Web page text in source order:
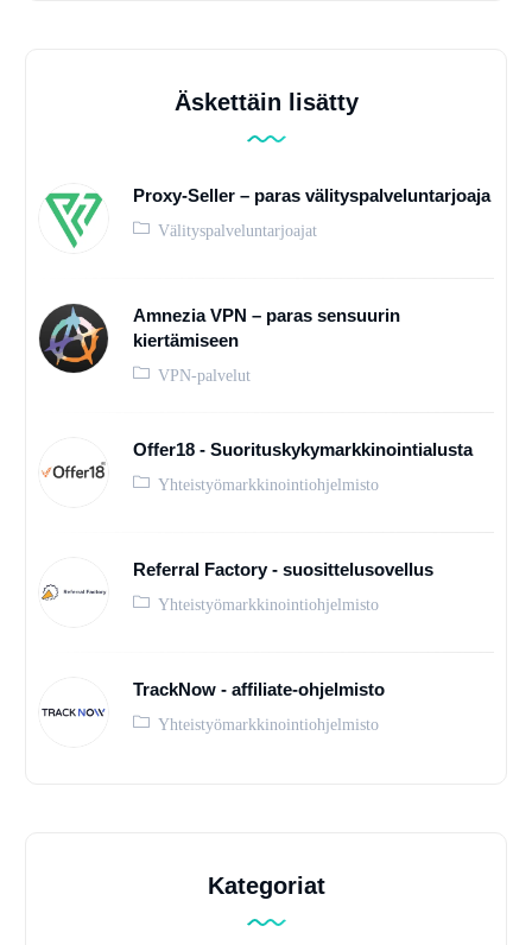
Äskettäin lisätty
Proxy-Seller – paras välityspalveluntarjoaja
Välityspalveluntarjoajat
Amnezia VPN – paras sensuurin
kiertämiseen
VPN-palvelut
Offer18 - Suorituskykymarkkinointialusta
Yhteistyömarkkinointiohjelmisto
Referral Factory - suosittelusovellus
Yhteistyömarkkinointiohjelmisto
TrackNow - affiliate-ohjelmisto
Yhteistyömarkkinointiohjelmisto
Kategoriat